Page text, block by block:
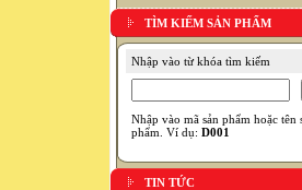
TÌM KIẾM SẢN PHẨM
Nhập vào từ khóa tìm kiếm
Nhập vào mã sản phẩm hoặc tên
phẩm. Ví dụ: D001
TIN TỨC